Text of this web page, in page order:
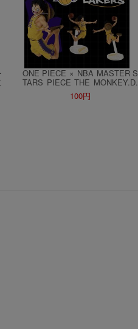
ONE PIECE × NBA MASTER S
TARS PIECE THE MONKEY.D.
LUFFY 輸送箱 未開封 ワンピー
ス ルフィ ロサンゼルス・レイカ
100円